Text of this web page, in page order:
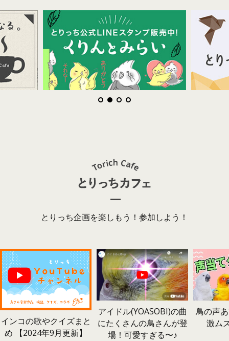
とりっち企画を楽しもう！参加しよう！
インコの歌やクイズまと
め 【2024年9月更新】
アイドル(YOASOBI)の曲
にたくさんの鳥さんが登
場！可愛すぎる〜♪
鳥の声
激ム